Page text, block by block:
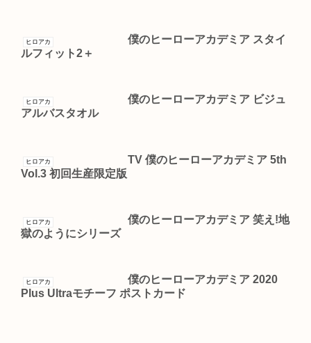
ヒロアカ
僕のヒーローアカデミア スタイ
ルフィット2＋
ヒロアカ
僕のヒーローアカデミア ビジュ
アルバスタオル
ヒロアカ
TV 僕のヒーローアカデミア 5th
Vol.3 初回生産限定版
ヒロアカ
僕のヒーローアカデミア 笑え!地
獄のようにシリーズ
ヒロアカ
僕のヒーローアカデミア 2020
Plus Ultraモチーフ ポストカード